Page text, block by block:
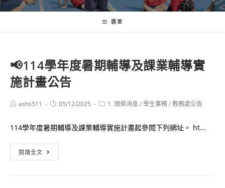
選單
📢114學年度暑期輔導及課業輔導實
施計畫公告
Postashs511
Post05/12/2025
Post1. 頭條消息 /學生事務/教務處公告
114學年度暑期輔導及課業輔導實施計畫起參閱下列網址。 ht...
閱讀全文
114